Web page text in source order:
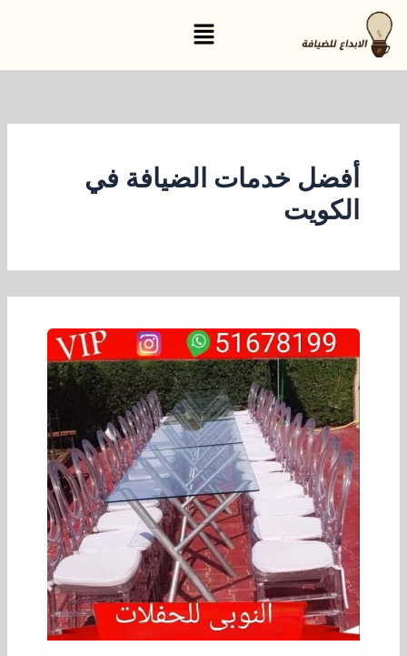
تخطي
إلى
المحتوى
القائمة
أفضل خدمات الضيافة في
الكويت